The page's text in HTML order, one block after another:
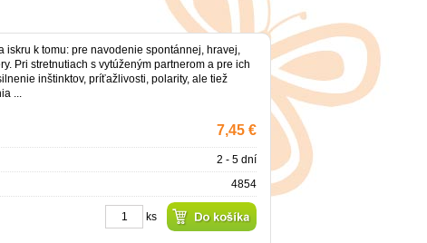
iskru k tomu: pre navodenie spontánnej, hravej,
Pri stretnutiach s vytúženým partnerom a pre ich
inštinktov, príťažlivosti, polarity, ale tiež
...
7,45 €
2 - 5 dní
4854
ks